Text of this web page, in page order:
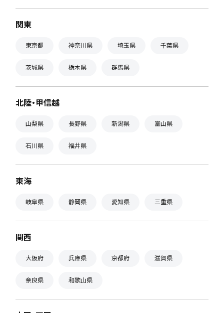
関東
東京都 神奈川県 埼玉県 千葉県
茨城県 栃木県 群馬県
北陸・甲信越
山梨県 長野県 新潟県 富山県
石川県 福井県
東海
岐阜県 静岡県 愛知県 三重県
関西
大阪府 兵庫県 京都府 滋賀県
奈良県 和歌山県